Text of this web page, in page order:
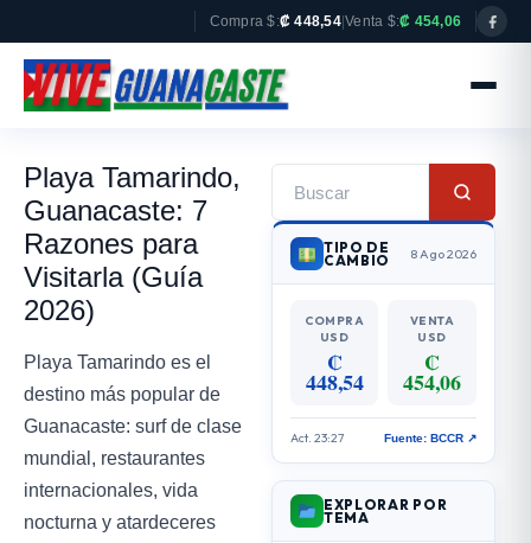
Compra $:₡ 448,54| Venta $:₡ 454,06
Playa Tamarindo,
Guanacaste: 7
Razones para
Visitarla (Guía
2026)
Playa Tamarindo es el
destino más popular de
Guanacaste: surf de clase
mundial, restaurantes
internacionales, vida
nocturna y atardeceres
TIPO DE
CAMBIO 8 Ago 2026
COMPRA
USD
₡
448,54
VENTA
USD
₡
454,06
Act. 23:27 Fuente: BCCR ↗
EXPLORAR POR
TEMA